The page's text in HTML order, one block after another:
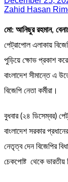
Zahid Hasan
মো: আনিছুর রহমান,
পেট্রাপোল এলাকায়
পুড়িয়ে ক্ষোভ প্রকাশ
বাংলাদেশ সীমান্তে এ
বিজেপি নেতা কর্মীরা।
বুধবার (২৪ ডিসেম্বর)
বাংলাদেশ সরকার
নেতৃত্ব দেন বিজেপির
চেকপোষ্ট থেকে ভারতীয়